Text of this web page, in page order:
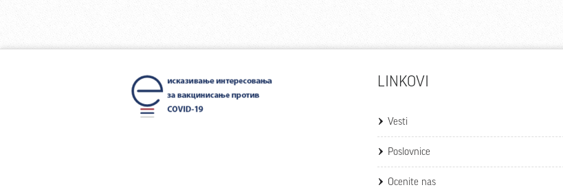
LINKOVI
Vesti
Poslovnice
Ocenite nas